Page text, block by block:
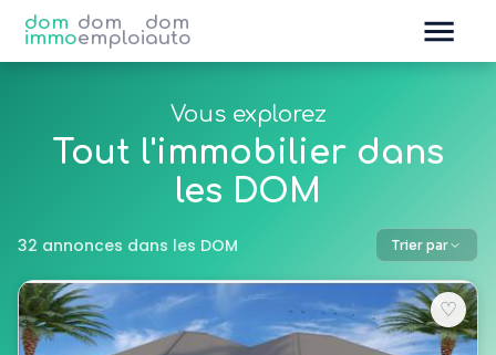
dom
immo
dom
emploi
dom
auto
Vous explorez
Tout l'immobilier dans
les DOM
32 annonces dans les DOM Trier par
♡